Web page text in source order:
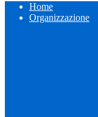
Home
Organizzazione